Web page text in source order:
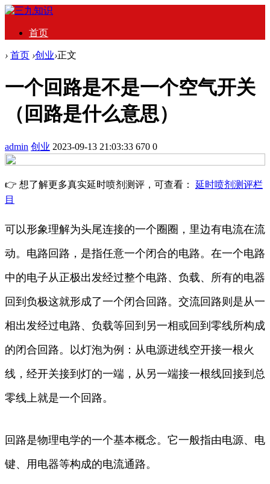
首页
› 首页 ›创业›正文
一个回路是不是一个空气开关
（回路是什么意思）
admin 创业 2023-09-13 21:03:33 670 0
👉 想了解更多真实延时喷剂测评，可查看： 延时喷剂测评栏
目
可以形象理解为头尾连接的一个圈圈，里边有电流在流
动。电路回路，是指任意一个闭合的电路。在一个电路
中的电子从正极出发经过整个电路、负载、所有的电器
回到负极这就形成了一个闭合回路。交流回路则是从一
相出发经过电路、负载等回到另一相或回到零线所构成
的闭合回路。以灯泡为例：从电源进线空开接一根火
线，经开关接到灯的一端，从另一端接一根线回接到总
零线上就是一个回路。
回路是物理电学的一个基本概念。它一般指由电源、电
键、用电器等构成的电流通路。